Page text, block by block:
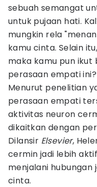
sebuah semangat
untuk pujaan hati.
mungkin rela
kamu cinta. Selain
maka kamu pun ikut
perasaan empati ini?
Menurut penelitian
perasaan empati
aktivitas neuron
dikaitkan dengan
Dilansir Elsevier,
cermin jadi lebih
menjalani hubungan
cinta.